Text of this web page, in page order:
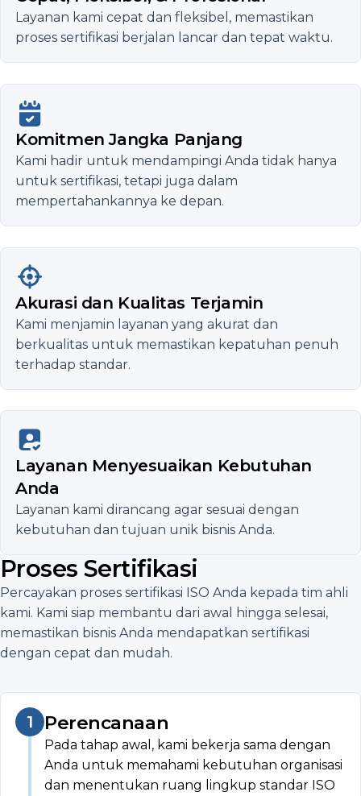
Layanan kami cepat dan fleksibel, memastikan
proses sertifikasi berjalan lancar dan tepat waktu.
Komitmen Jangka Panjang
Kami hadir untuk mendampingi Anda tidak hanya
untuk sertifikasi, tetapi juga dalam
mempertahankannya ke depan.
Akurasi dan Kualitas Terjamin
Kami menjamin layanan yang akurat dan
berkualitas untuk memastikan kepatuhan penuh
terhadap standar.
Layanan Menyesuaikan Kebutuhan
Anda
Layanan kami dirancang agar sesuai dengan
kebutuhan dan tujuan unik bisnis Anda.
Proses Sertifikasi
Percayakan proses sertifikasi ISO Anda kepada tim ahli
kami. Kami siap membantu dari awal hingga selesai,
memastikan bisnis Anda mendapatkan sertifikasi
dengan cepat dan mudah.
Perencanaan
Pada tahap awal, kami bekerja sama dengan
Anda untuk memahami kebutuhan organisasi
dan menentukan ruang lingkup standar ISO